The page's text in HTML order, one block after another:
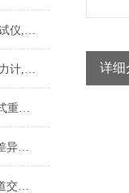
100N.m以下扭力扳子在线测试仪,在线扭力扳手测试设备
破坏性扭力计,破坏性螺丝扭力计,破坏扭矩测试检测仪
5000N.m重型扭矩扳手,预置式重型扭矩扳手,预置可调重型扭矩扳手
不同类型的螺栓，其扭矩值差异的具体应用场景是怎样的？
浅谈定扭电动力矩扳手在轨道交通行业的应用
详细